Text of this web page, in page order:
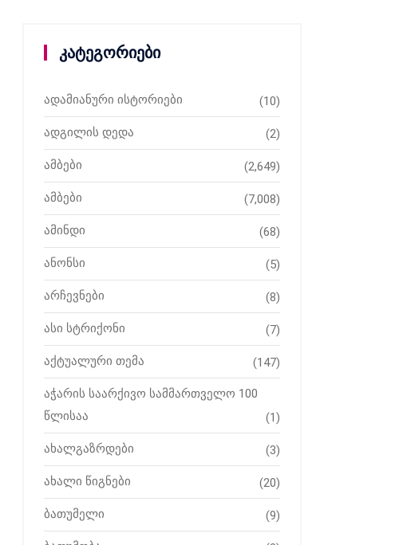
კატეგორიები
ადამიანური ისტორიები (10)
ადგილის დედა (2)
ამბები (2,649)
ამბები (7,008)
ამინდი (68)
ანონსი (5)
არჩევნები (8)
ასი სტრიქონი (7)
აქტუალური თემა (147)
აჭარის საარქივო სამმართველო 100
წლისაა
(1)
ახალგაზრდები (3)
ახალი წიგნები (20)
ბათუმელი (9)